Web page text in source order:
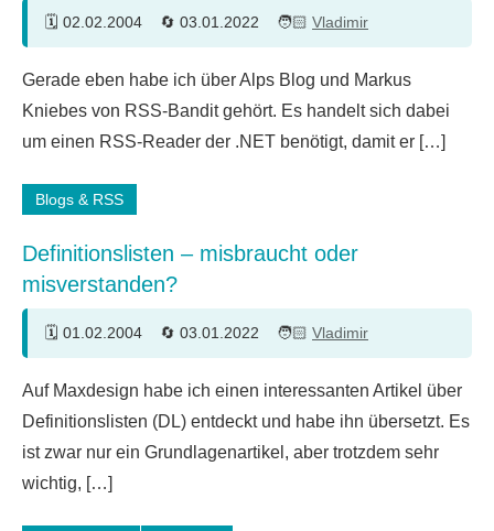
02.02.2004 03.01.2022 Vladimir
Kommentare
Gerade eben habe ich über Alps Blog und Markus
Kniebes von RSS-Bandit gehört. Es handelt sich dabei
um einen RSS-Reader der .NET benötigt, damit er […]
Blogs & RSS
Definitionslisten – misbraucht oder
misverstanden?
01.02.2004 03.01.2022 Vladimir
Auf Maxdesign habe ich einen interessanten Artikel über
Definitionslisten (DL) entdeckt und habe ihn übersetzt. Es
ist zwar nur ein Grundlagenartikel, aber trotzdem sehr
wichtig, […]